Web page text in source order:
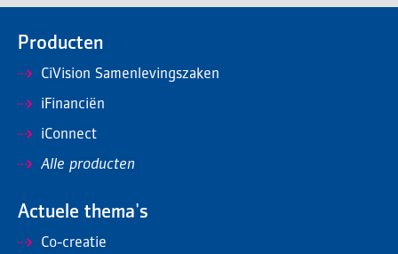
Producten
CiVision Samenlevingszaken
iFinanciën
iConnect
Alle producten
Actuele thema's
Co-creatie